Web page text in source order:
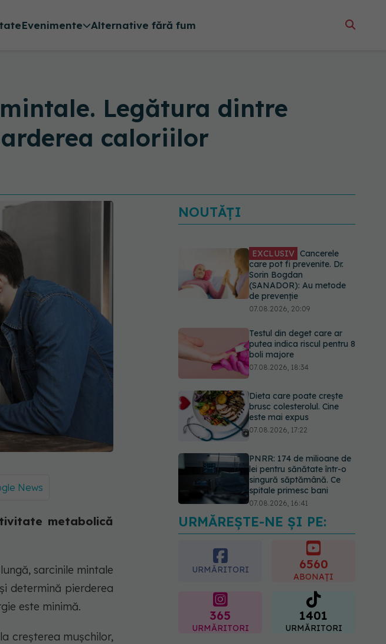
Evenimente Alternative fără fum
Legătura dintre
caloriilor
News
metabolică
sarcinile mintale
determină pierderea
este minimă.
creșterea mușchilor,
NOUTĂȚI
EXCLUSIV Cancerele
care pot fi prevenite. Dr.
Sorin Bogdan
(SANADOR): Au metode
de prevenție
07.08.2026, 20:09
Testul din deget care ar
putea indica riscul pentru 8
boli majore
07.08.2026, 18:34
Dieta care poate crește
brusc colesterolul. Cine
este mai expus
07.08.2026, 17:22
PNRR: 174 de milioane de
lei pentru sănătate într-o
singură săptămână. Ce
spitale primesc bani
07.08.2026, 16:41
Ce spune culoarea ta
preferată despre vârsta
pe care o ai. Care este
"codul cromatic" al
URMĂREȘTE-NE ȘI PE:
URMĂRITORI 6560
ABONAȚI
365
URMĂRITORI
1401
URMĂRITORI